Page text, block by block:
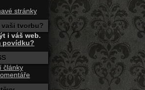
stránky
vaši tvorbu?
i váš web.
povídku?
články